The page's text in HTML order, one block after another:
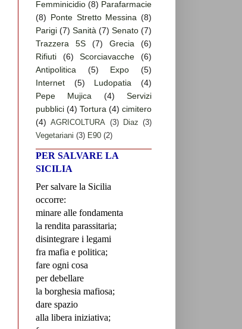
Femminicidio (8) Parafarmacie
(8) Ponte Stretto Messina (8)
Parigi (7) Sanità (7) Senato (7)
Trazzera 5S
(7) Grecia
(6)
Rifiuti
(6) Scorciavacche
(6)
Antipolitica
(5) Expo
(5)
Internet
(5) Ludopatia
(4)
Pepe Mujica
(4)
Servizi
pubblici (4) Tortura (4) cimitero
(4) AGRICOLTURA (3) Diaz (3)
Vegetariani (3) E90 (2)
PER SALVARE LA
SICILIA
Per salvare la Sicilia
occorre:
minare alle fondamenta
la rendita parassitaria;
disintegrare i legami
fra mafia e politica;
fare ogni cosa
per debellare
la borghesia mafiosa;
dare spazio
alla libera iniziativa;